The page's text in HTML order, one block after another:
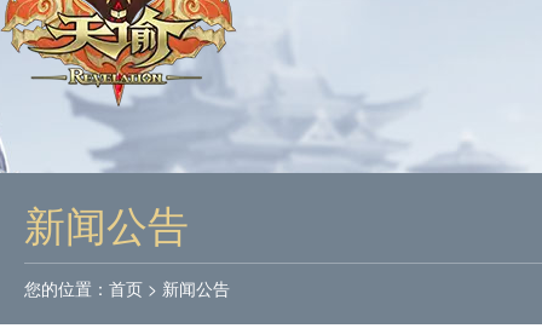
网易游戏
我的足迹：
新闻公告
您的位置： 首页 > 新闻公告